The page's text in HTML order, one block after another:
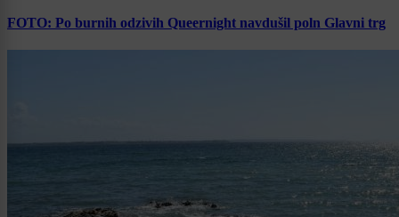
FOTO: Po burnih odzivih Queernight navdušil poln Glavni trg